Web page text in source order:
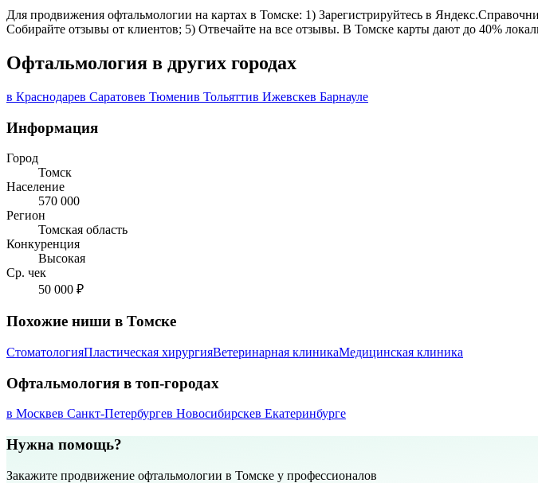
Для продвижения офтальмологии на картах в Томске: 1) Зарегистрируйтесь в
Собирайте отзывы от клиентов; 5) Отвечайте на все отзывы. В Томске карты дают до 40%
Офтальмология в других городах
в Краснодарев Саратовев Тюменив Тольяттив Ижевскев Барнауле
Информация
Город
Томск
Население
570 000
Регион
Томская область
Конкуренция
Высокая
Ср. чек
50 000 ₽
Похожие ниши в Томске
СтоматологияПластическая хирургияВетеринарная клиникаМедицинская клиника
Офтальмология в топ-городах
в Москвев Санкт-Петербургев Новосибирскев Екатеринбурге
Нужна помощь?
Закажите продвижение офтальмологии в Томске у профессионалов